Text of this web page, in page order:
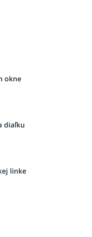
okne
diaľku
linke